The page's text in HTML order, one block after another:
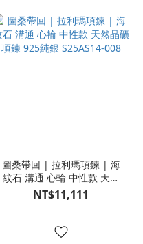
圖桑帶回 | 拉利瑪項鍊 | 海
紋石 溝通 心輪 中性款 天然
晶礦項鍊 925純銀 S25AS14-
008
NT$11,111